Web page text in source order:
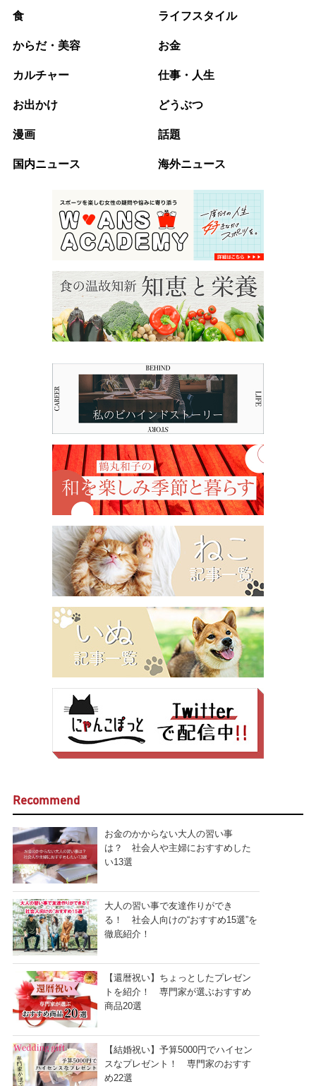
食 ライフスタイル
からだ・美容 お金
カルチャー 仕事・人生
お出かけ どうぶつ
漫画 話題
国内ニュース 海外ニュース
Recommend
お金のかからない大人の習い事
は？ 社会人や主婦におすすめした
い13選
大人の習い事で友達作りができ
る！ 社会人向けの“おすすめ15選”を
徹底紹介！
【還暦祝い】ちょっとしたプレゼン
トを紹介！ 専門家が選ぶおすすめ
商品20選
【結婚祝い】予算5000円でハイセン
スなプレゼント！ 専門家のおすす
め22選